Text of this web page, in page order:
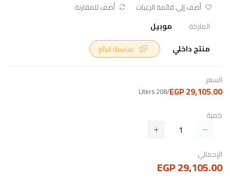
أضف إلى قائمة الرغبات
أضف للمقارنة
الماركة
موبيل
منتج داخلي
السعر
29,105.00 EGP
/208 Liters
كمية
الإجمالي
29,105.00 EGP